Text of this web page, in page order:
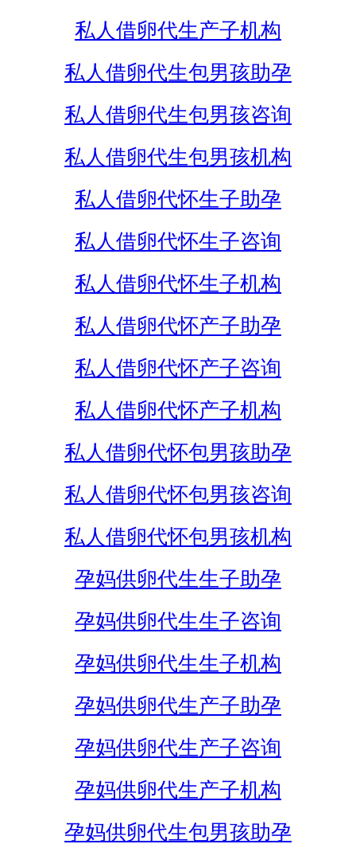
私人借卵代生产子机构
私人借卵代生包男孩助孕
私人借卵代生包男孩咨询
私人借卵代生包男孩机构
私人借卵代怀生子助孕
私人借卵代怀生子咨询
私人借卵代怀生子机构
私人借卵代怀产子助孕
私人借卵代怀产子咨询
私人借卵代怀产子机构
私人借卵代怀包男孩助孕
私人借卵代怀包男孩咨询
私人借卵代怀包男孩机构
孕妈供卵代生生子助孕
孕妈供卵代生生子咨询
孕妈供卵代生生子机构
孕妈供卵代生产子助孕
孕妈供卵代生产子咨询
孕妈供卵代生产子机构
孕妈供卵代生包男孩助孕